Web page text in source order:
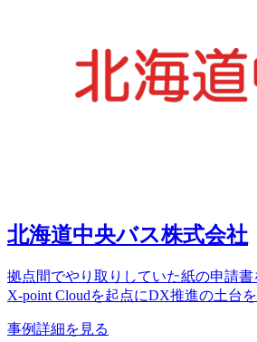
北海道中央バス株式会社
拠点間でやり取りしていた紙の申請
X-point Cloudを起点にDX推進の土台
事例詳細を見る